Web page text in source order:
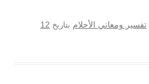
تفسير ومعاني الأحلام بتاريخ 12